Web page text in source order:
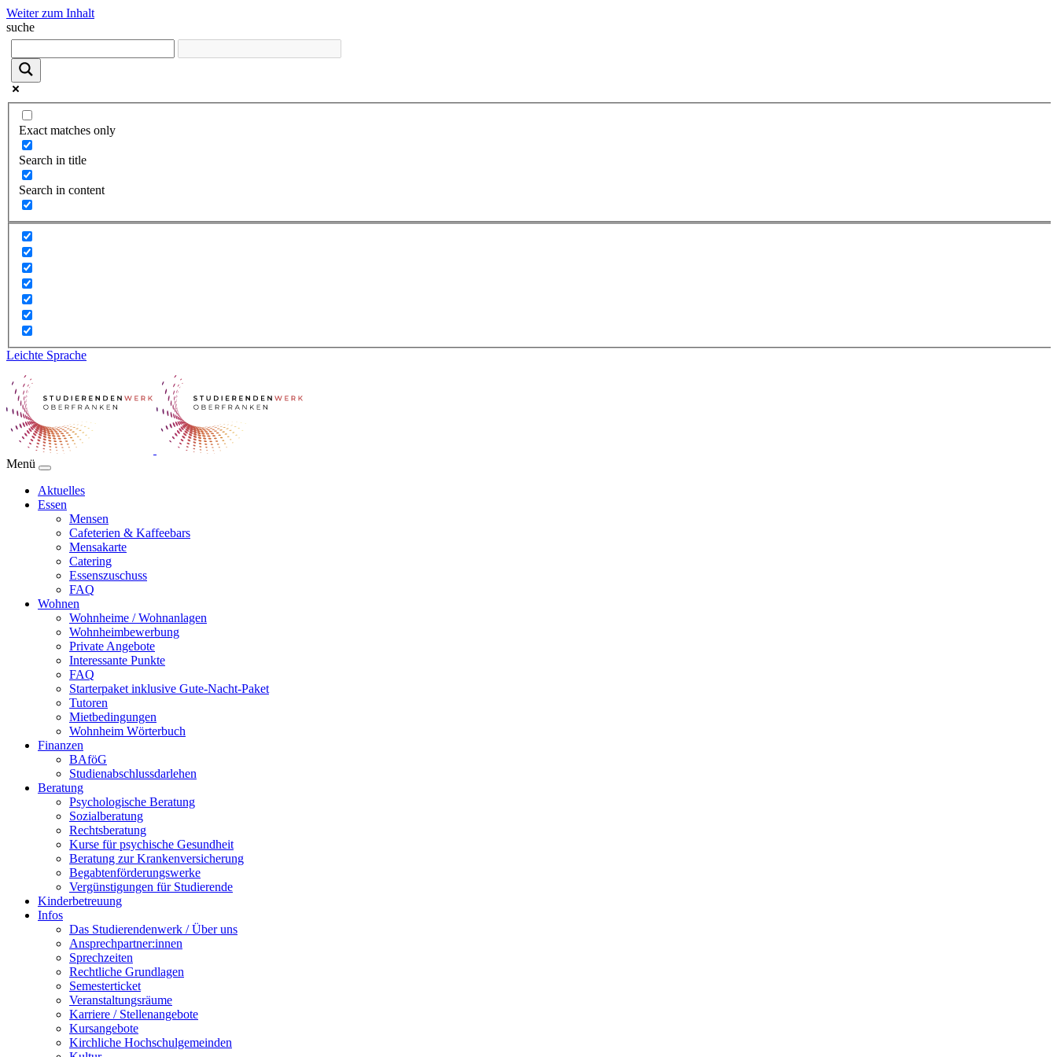
Weiter zum Inhalt
suche
Exact matches only
Search in title
Search in content
Leichte Sprache
Menü
Aktuelles
Essen
Mensen
Cafeterien & Kaffeebars
Mensakarte
Catering
Essenszuschuss
FAQ
Wohnen
Wohnheime / Wohnanlagen
Wohnheimbewerbung
Private Angebote
Interessante Punkte
FAQ
Starterpaket inklusive Gute-Nacht-Paket
Tutoren
Mietbedingungen
Wohnheim Wörterbuch
Finanzen
BAföG
Studienabschlussdarlehen
Beratung
Psychologische Beratung
Sozialberatung
Rechtsberatung
Kurse für psychische Gesundheit
Beratung zur Krankenversicherung
Begabtenförderungswerke
Vergünstigungen für Studierende
Kinderbetreuung
Infos
Das Studierendenwerk / Über uns
Ansprechpartner:innen
Sprechzeiten
Rechtliche Grundlagen
Semesterticket
Veranstaltungsräume
Karriere / Stellenangebote
Kursangebote
Kirchliche Hochschulgemeinden